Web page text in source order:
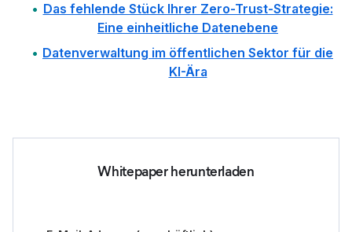
Das fehlende Stück Ihrer Zero-Trust-Strategie:
Eine einheitliche Datenebene
Datenverwaltung im öffentlichen Sektor für die
KI-Ära
Whitepaper herunterladen